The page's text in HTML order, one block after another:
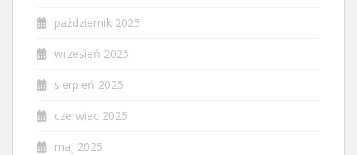
październik 2025
wrzesień 2025
sierpień 2025
czerwiec 2025
maj 2025